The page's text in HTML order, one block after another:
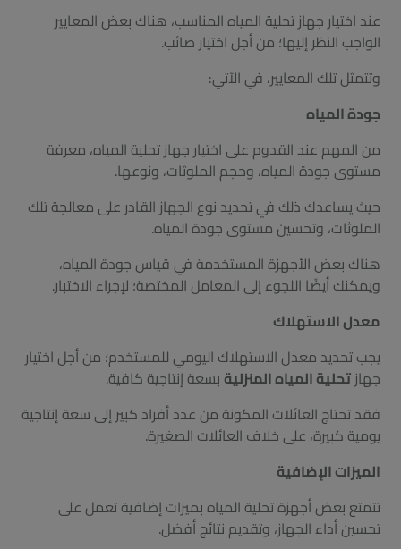
عند اختيار جهاز تحلية المياه المناسب، هناك بعض المعايير
الواجب النظر إليها؛ من أجل اختيار صائب.
وتتمثل تلك المعايير، في الآتي:
جودة المياه
من المهم عند القدوم على اختيار جهاز تحلية المياه، معرفة
مستوى جودة المياه، وحجم الملوثات، ونوعها.
حيث يساعدك ذلك في تحديد نوع الجهاز القادر على معالجة تلك
الملوثات، وتحسين مستوى جودة المياه.
هناك بعض الأجهزة المستخدمة في قياس جودة المياه،
ويمكنك أيضًا اللجوء إلى المعامل المختصة؛ لإجراء الاختبار.
معدل الاستهلاك
يجب تحديد معدل الاستهلاك اليومي للمستخدم؛ من أجل اختيار
جهازتحلية المياه المنزلية بسعة إنتاجية كافية.
فقد تحتاج العائلات المكونة من عدد أفراد كبير إلى سعة إنتاجية
يومية كبيرة، على خلاف العائلات الصغيرة.
الميزات الإضافية
تتمتع بعض أجهزة تحلية المياه بميزات إضافية تعمل على
تحسين أداء الجهاز، وتقديم نتائج أفضل.